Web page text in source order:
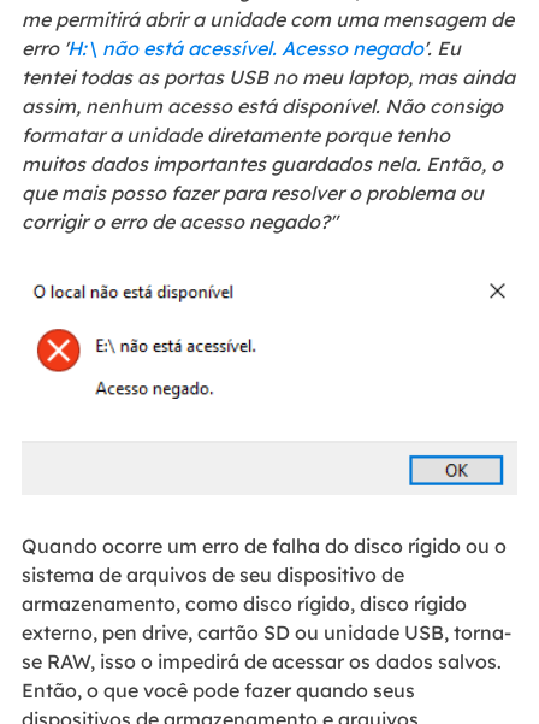
me permitirá abrir a unidade com uma mensagem de
erro 'H:\ não está acessível. Acesso negado'. Eu
tentei todas as portas USB no meu laptop, mas ainda
assim, nenhum acesso está disponível. Não consigo
formatar a unidade diretamente porque tenho
muitos dados importantes guardados nela. Então, o
que mais posso fazer para resolver o problema ou
corrigir o erro de acesso negado?"
Quando ocorre um erro de falha do disco rígido ou o
sistema de arquivos de seu dispositivo de
armazenamento, como disco rígido, disco rígido
externo, pen drive, cartão SD ou unidade USB, torna-
se RAW, isso o impedirá de acessar os dados salvos.
Então, o que você pode fazer quando seus